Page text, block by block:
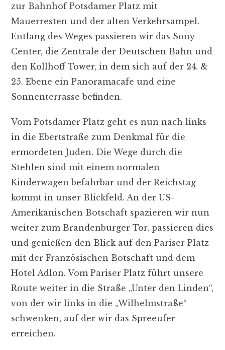
zur Bahnhof Potsdamer Platz mit
Mauerresten und der alten Verkehrsampel.
Entlang des Weges passieren wir das Sony
Center, die Zentrale der Deutschen Bahn und
den Kollhoff Tower, in dem sich auf der 24. &
25. Ebene ein Panoramacafe und eine
Sonnenterrasse befinden.
Vom Potsdamer Platz geht es nun nach links
in die Ebertstraße zum Denkmal für die
ermordeten Juden. Die Wege durch die
Stehlen sind mit einem normalen
Kinderwagen befahrbar und der Reichstag
kommt in unser Blickfeld. An der US-
Amerikanischen Botschaft spazieren wir nun
weiter zum Brandenburger Tor, passieren dies
und genießen den Blick auf den Pariser Platz
mit der Französischen Botschaft und dem
Hotel Adlon. Vom Pariser Platz führt unsere
Route weiter in die Straße „Unter den Linden“,
von der wir links in die „Wilhelmstraße“
schwenken, auf der wir das Spreeufer
erreichen.